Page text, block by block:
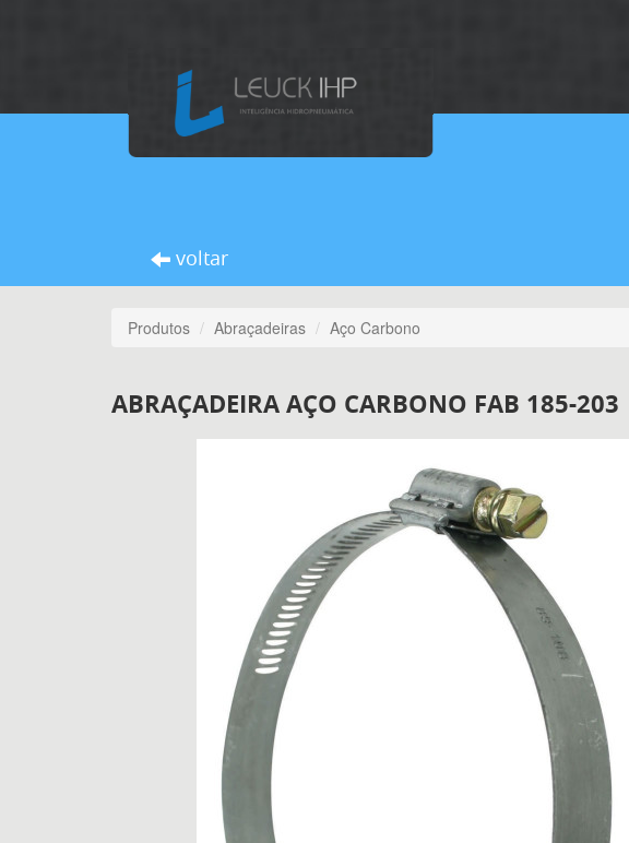
voltar
Produtos Abraçadeiras Aço Carbono
ABRAÇADEIRA AÇO CARBONO FAB 185-203